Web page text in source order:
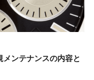
ンテナンスの内容と